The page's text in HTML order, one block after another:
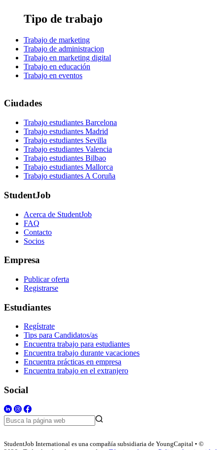
Tipo de trabajo
Trabajo de marketing
Trabajo de administracion
Trabajo en marketing digital
Trabajo en educación
Trabajo en eventos
Ciudades
Trabajo estudiantes Barcelona
Trabajo estudiantes Madrid
Trabajo estudiantes Sevilla
Trabajo estudiantes Valencia
Trabajo estudiantes Bilbao
Trabajo estudiantes Mallorca
Trabajo estudiantes A Coruña
StudentJob
Acerca de StudentJob
FAQ
Contacto
Socios
Empresa
Publicar oferta
Registrarse
Estudiantes
Regístrate
Tips para Candidatos/as
Encuentra trabajo para estudiantes
Encuentra trabajo durante vacaciones
Encuentra prácticas en empresa
Encuentra trabajo en el extranjero
Social
StudentJob International es una compañía subsidiaria de YoungCapital • ©